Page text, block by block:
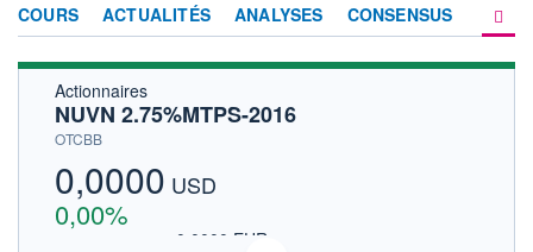
COURS ACTUALITÉS ANALYSES CONSENSUS
Actionnaires
NUVN 2.75%MTPS-2016
OTCBB
0,0000 USD
0,00%
0,0000 EUR